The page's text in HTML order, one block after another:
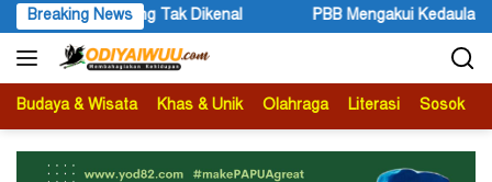
Langsung
ke
konten
Breaking News
Kedaulatan Negara Maluku Selatan (1) Bupati
Budaya & Wisata Khas & Unik Olahraga Literasi Sosok